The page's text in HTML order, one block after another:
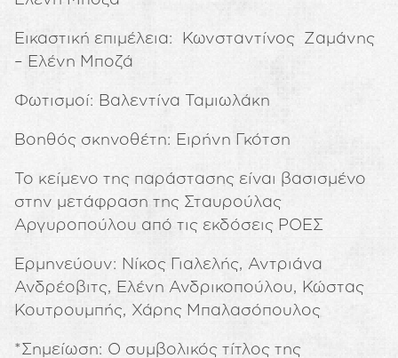
Εικαστική επιμέλεια: Κωνσταντίνος Ζαμάνης
– Ελένη Μποζά
Φωτισμοί: Βαλεντίνα Ταμιωλάκη
Βοηθός σκηνοθέτη: Ειρήνη Γκότση
Το κείμενο της παράστασης είναι βασισμένο
στην μετάφραση της Σταυρούλας
Αργυροπούλου από τις εκδόσεις ΡΟΕΣ
Ερμηνεύουν: Νίκος Γιαλελής, Αντριάνα
Ανδρέοβιτς, Ελένη Ανδρικοπούλου, Κώστας
Κουτρουμπής, Χάρης Μπαλασόπουλος
*Σημείωση: Ο συμβολικός τίτλος της